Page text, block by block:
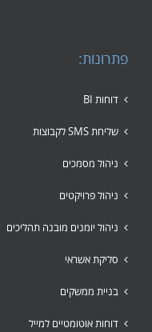
פתרונות:
דוחות BI
שליחת SMS לקבוצות
ניהול מסמכים
ניהול פרויקטים
ניהול יומנים מובנה תהליכים
סליקת אשראי
בניית ממשקים
דוחות אוטומטיים למייל